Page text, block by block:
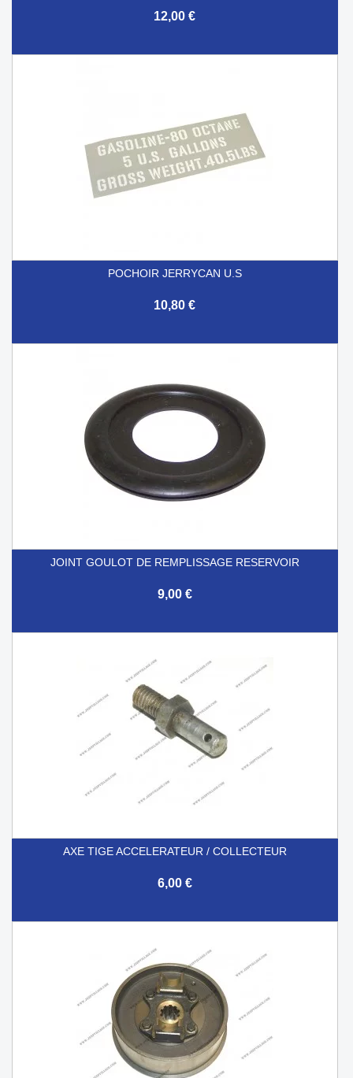
12,00 €
POCHOIR JERRYCAN U.S
10,80 €
JOINT GOULOT DE REMPLISSAGE RESERVOIR
9,00 €
AXE TIGE ACCELERATEUR / COLLECTEUR
6,00 €